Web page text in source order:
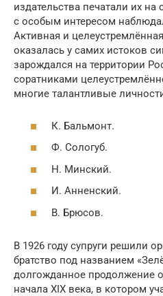
издательства печатали их на
с особым интересом
Активная и
оказалась у самих истоков
зарождался на территории
соратниками
многие талантливые
К. Бальмонт.
Ф. Сологуб.
Н. Минский.
И. Анненский.
В. Брюсов.
В 1926 году супруги решили
братство под названием
долгожданное продолжение
начала XIX века, в котором